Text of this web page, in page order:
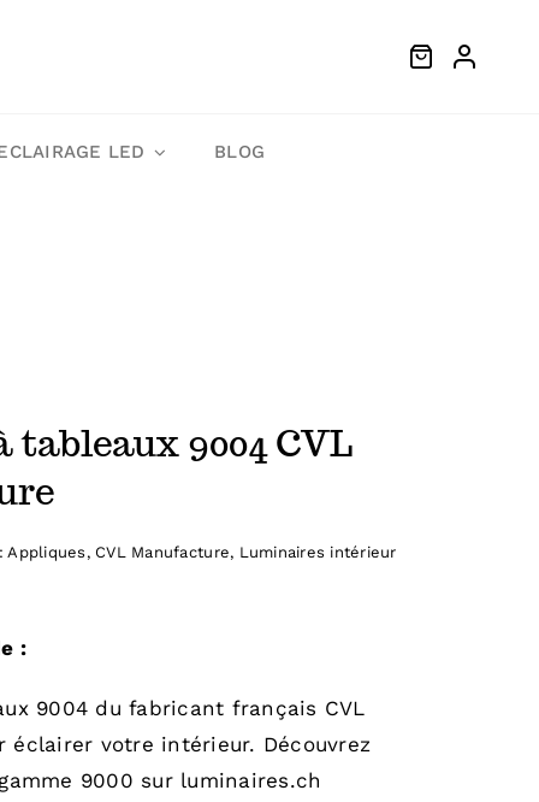
LED BLOG
tableaux 9004 CVL
Appliques , CVL Manufacture, Luminaires intérieur
:
9004 du fabricant français CVL
éclairer votre intérieur. Découvrez
9000 sur luminaires.ch